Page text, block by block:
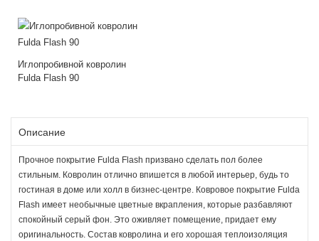
Иглопробивной ковролин
Fulda Flash 90
Описание
Прочное покрытие Fulda Flash призвано сделать пол более
стильным. Ковролин отлично впишется в любой интерьер, будь то
гостиная в доме или холл в бизнес-центре. Ковровое покрытие Fulda
Flash имеет необычные цветные вкрапления, которые разбавляют
спокойный серый фон. Это оживляет помещение, придает ему
оригинальность. Состав ковролина и его хорошая теплоизоляция